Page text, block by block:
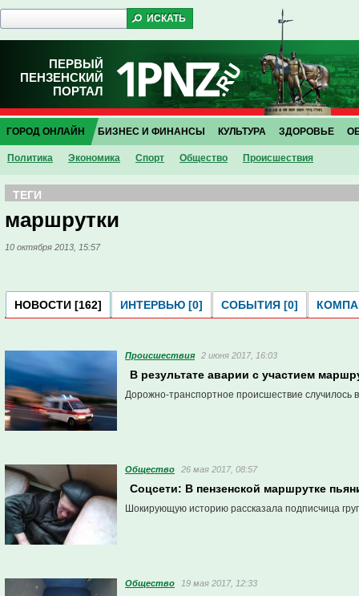
ПЕРВЫЙ
ПЕНЗЕНСКИЙ
ПОРТАЛ
ГОРОД ОНЛАЙН
Политика Экономика Спорт Общество Проиcшествия
БИЗНЕС И ФИНАНСЫ КУЛЬТУРА ЗДОРОВЬЕ
ТЕГИ
маршрутки
10 октября 2013, 15:57
НОВОСТИ [162] ИНТЕРВЬЮ [0] СОБЫТИЯ [0]
Проиcшествия 2 июня 2017, 16:03
В результате аварии с участием
Дорожно-транспортное происшествие случилось
Общество 26 мая 2017, 08:57
Соцсети: В пензенской маршрутке
Шокирующую историю рассказала подписчица
Общество 19 мая 2017, 12:33